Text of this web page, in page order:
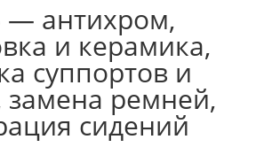
— антихром,
и керамика,
суппортов и
замена ремней,
сидений